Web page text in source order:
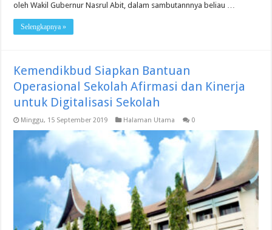
oleh Wakil Gubernur Nasrul Abit, dalam sambutannnya beliau …
Selengkapnya »
Kemendikbud Siapkan Bantuan
Operasional Sekolah Afirmasi dan Kinerja
untuk Digitalisasi Sekolah
Minggu, 15 September 2019 Halaman Utama 0